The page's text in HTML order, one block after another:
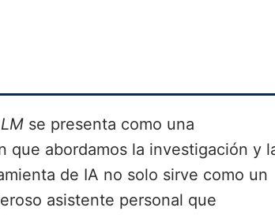
se presenta como una
que abordamos la investigación y
de IA no solo sirve como un
asistente personal que